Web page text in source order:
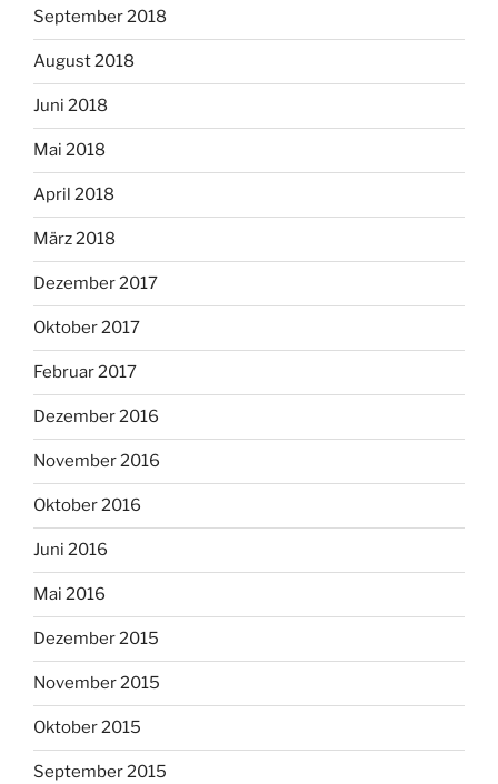
September 2018
August 2018
Juni 2018
Mai 2018
April 2018
März 2018
Dezember 2017
Oktober 2017
Februar 2017
Dezember 2016
November 2016
Oktober 2016
Juni 2016
Mai 2016
Dezember 2015
November 2015
Oktober 2015
September 2015